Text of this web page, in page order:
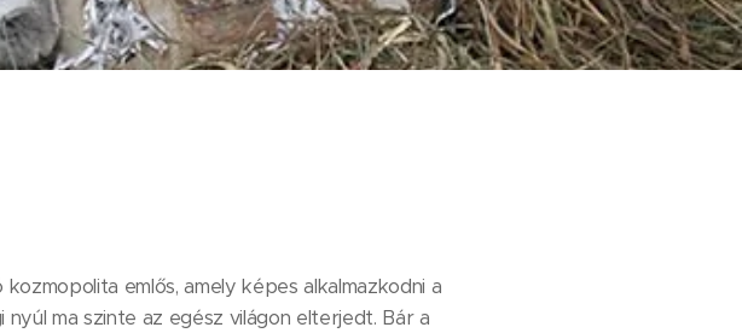
emlős, amely képes alkalmazkodni a
ma szinte az egész világon elterjedt. Bár a